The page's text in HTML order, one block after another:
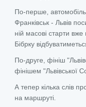
По-перше,
Франківськ - Львів
ній масові старти
Бібрку
По-друге, фініш
фінішем "Львівської
А тепер кілька слів
на маршруті.